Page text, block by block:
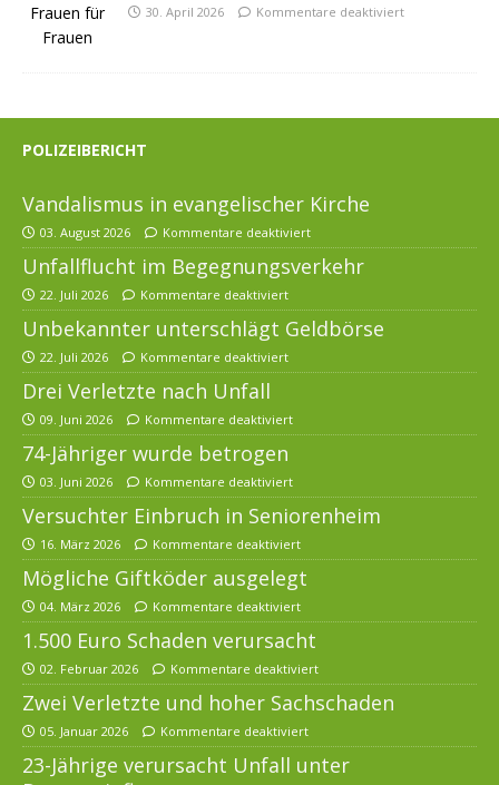
30. April 2026 Kommentare deaktiviert
POLIZEIBERICHT
Vandalismus in evangelischer Kirche
03. August 2026 Kommentare deaktiviert
Unfallflucht im Begegnungsverkehr
22. Juli 2026 Kommentare deaktiviert
Unbekannter unterschlägt Geldbörse
22. Juli 2026 Kommentare deaktiviert
Drei Verletzte nach Unfall
09. Juni 2026 Kommentare deaktiviert
74-Jähriger wurde betrogen
03. Juni 2026 Kommentare deaktiviert
Versuchter Einbruch in Seniorenheim
16. März 2026 Kommentare deaktiviert
Mögliche Giftköder ausgelegt
04. März 2026 Kommentare deaktiviert
1.500 Euro Schaden verursacht
02. Februar 2026 Kommentare deaktiviert
Zwei Verletzte und hoher Sachschaden
05. Januar 2026 Kommentare deaktiviert
23-Jährige verursacht Unfall unter